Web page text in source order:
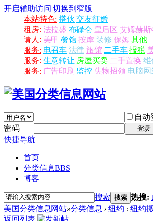
开启辅助访问 切换到窄版
本站特色: 搭伙 交友征婚
租房: 法拉盛 布碌仑 皇后区 艾姆赫斯
请人: 美甲 餐馆 按摩 装修 保姆 其他
服务: 电召车 法律 旅馆 二手车 报税
服务: 生意转让 房屋买卖 二手置换 维
服务: 广告印刷 监控 失物招领 电脑网
自动
密码
登录
快捷导航
首页
分类信息BBS
博客
搜索 搜索 热搜:
美国分类信息网站»分类信息 › 纽约 › 纽约
返回列表